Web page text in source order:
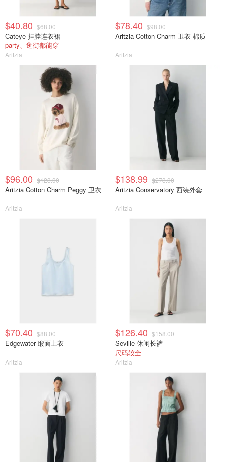
$40.80 $68.00
Cateye 挂脖连衣裙
party、逛街都能穿
Aritzia
$78.40 $98.00
Aritzia Cotton Charm 卫衣 棉质
Aritzia
$96.00 $128.00
Aritzia Cotton Charm Peggy 卫衣
Aritzia
$138.99 $278.00
Aritzia Conservatory 西装外套
Aritzia
$70.40 $88.00
Edgewater 缎面上衣
Aritzia
$126.40 $158.00
Seville 休闲长裤
尺码较全
Aritzia